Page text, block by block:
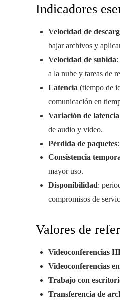
Indicadores
Velocidad de
bajar archivos y
Velocidad de subida:
a la nube y tareas de
Latencia (tiempo de
comunicación en
Variación de latencia
de audio y video.
Pérdida de paquetes
Consistencia
mayor uso.
Disponibilidad:
compromisos de
Valores de
Videoconferencias
Videoconferencias
Trabajo con
Transferencia de